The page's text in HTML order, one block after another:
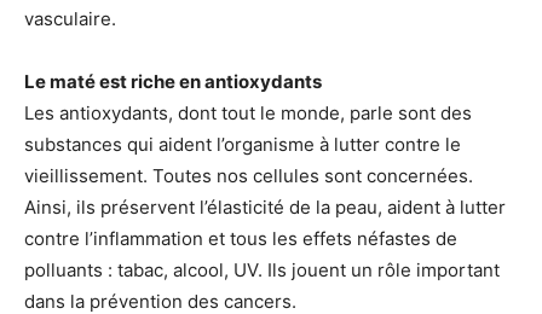
vasculaire.
Le maté est riche en antioxydants
Les antioxydants, dont tout le monde, parle sont des
substances qui aident l’organisme à lutter contre le
vieillissement. Toutes nos cellules sont concernées.
Ainsi, ils préservent l’élasticité de la peau, aident à lutter
contre l’inflammation et tous les effets néfastes de
polluants : tabac, alcool, UV. Ils jouent un rôle important
dans la prévention des cancers.